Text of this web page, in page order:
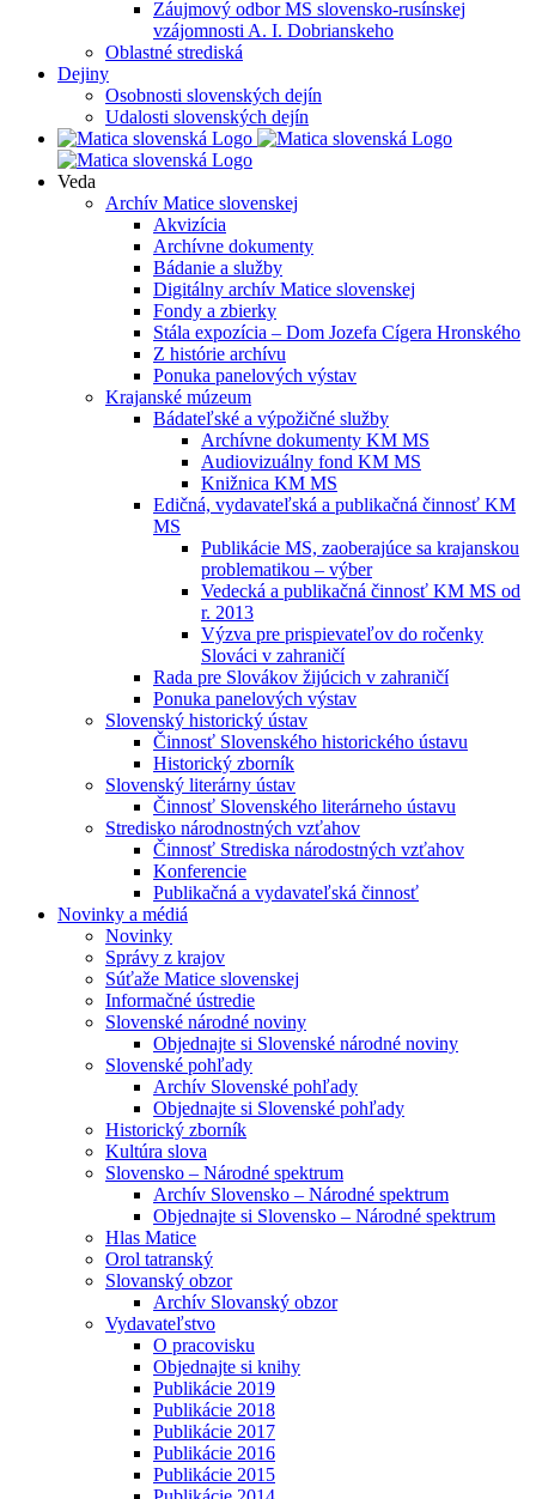
Záujmový odbor MS slovensko-rusínskej
vzájomnosti A. I. Dobrianskeho
Oblastné strediská
Dejiny
Osobnosti slovenských dejín
Udalosti slovenských dejín
Veda
Archív Matice slovenskej
Akvizícia
Archívne dokumenty
Bádanie a služby
Digitálny archív Matice slovenskej
Fondy a zbierky
Stála expozícia – Dom Jozefa Cígera Hronského
Z histórie archívu
Ponuka panelových výstav
Krajanské múzeum
Bádateľské a výpožičné služby
Archívne dokumenty KM MS
Audiovizuálny fond KM MS
Knižnica KM MS
Edičná, vydavateľská a publikačná činnosť KM
MS
Publikácie MS, zaoberajúce sa krajanskou
problematikou – výber
Vedecká a publikačná činnosť KM MS od
r. 2013
Výzva pre prispievateľov do ročenky
Slováci v zahraničí
Rada pre Slovákov žijúcich v zahraničí
Ponuka panelových výstav
Slovenský historický ústav
Činnosť Slovenského historického ústavu
Historický zborník
Slovenský literárny ústav
Činnosť Slovenského literárneho ústavu
Stredisko národnostných vzťahov
Činnosť Strediska národostných vzťahov
Konferencie
Publikačná a vydavateľská činnosť
Novinky a médiá
Novinky
Správy z krajov
Súťaže Matice slovenskej
Informačné ústredie
Slovenské národné noviny
Objednajte si Slovenské národné noviny
Slovenské pohľady
Archív Slovenské pohľady
Objednajte si Slovenské pohľady
Historický zborník
Kultúra slova
Slovensko – Národné spektrum
Archív Slovensko – Národné spektrum
Objednajte si Slovensko – Národné spektrum
Hlas Matice
Orol tatranský
Slovanský obzor
Archív Slovanský obzor
Vydavateľstvo
O pracovisku
Objednajte si knihy
Publikácie 2019
Publikácie 2018
Publikácie 2017
Publikácie 2016
Publikácie 2015